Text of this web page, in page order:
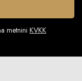
metnini KVKK